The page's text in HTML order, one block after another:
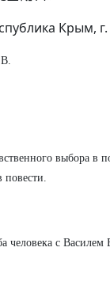
Крым,
выбора в
повести.
человека с